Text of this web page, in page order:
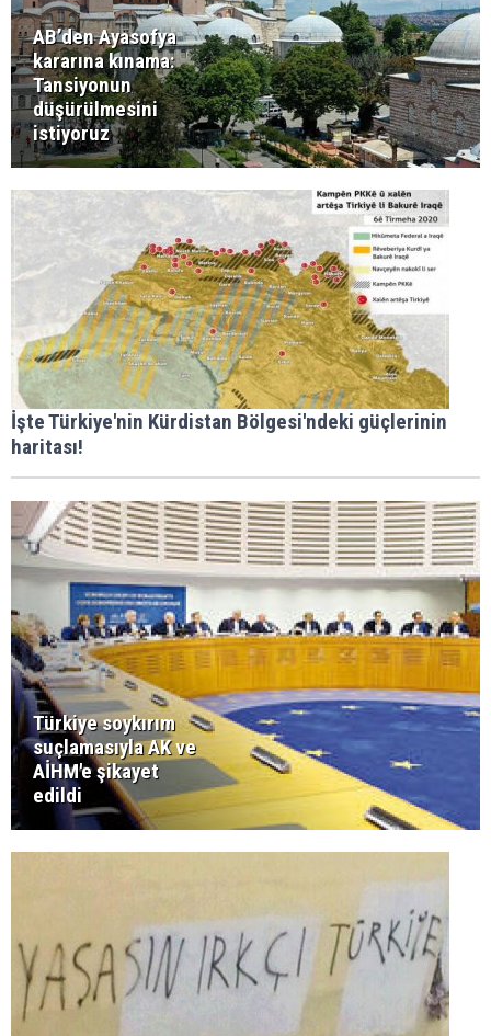
AB’den Ayasofya
kararına kınama:
Tansiyonun
düşürülmesini
istiyoruz
İşte Türkiye'nin Kürdistan Bölgesi'ndeki güçlerinin
haritası!
Türkiye soykırım
suçlamasıyla AK ve
AİHM'e şikayet
edildi